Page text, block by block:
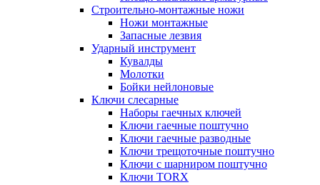
Строительно-монтажные ножи
Ножи монтажные
Запасные лезвия
Ударный инструмент
Кувалды
Молотки
Бойки нейлоновые
Ключи слесарные
Наборы гаечных ключей
Ключи гаечные поштучно
Ключи гаечные разводные
Ключи трещоточные поштучно
Ключи с шарниром поштучно
Ключи TORX